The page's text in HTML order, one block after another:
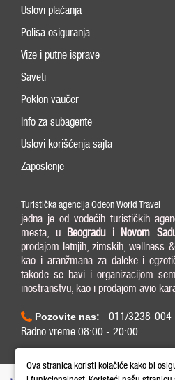
Uslovi plaćanja
Polisa osiguranja
Vize i putne isprave
Saveti
Poklon vaučer
Info za subagente
Uslovi korišćenja sajta
Zaposlenje
Turistička agencija Odeon World Travel
jedna je od vodećih turističkih
mesta, u Beogradu i Novom
prodajom letnjih, zimskih, wellness
kao i aranžmana za daleke i
takođe se bavi i organizacijom
inostranstvu, kao i prodajom avio
Pozovite nas:
011/3238-004
Radno vreme 08:00 - 20:00
Ova stranica koristi kolačiće kako bi